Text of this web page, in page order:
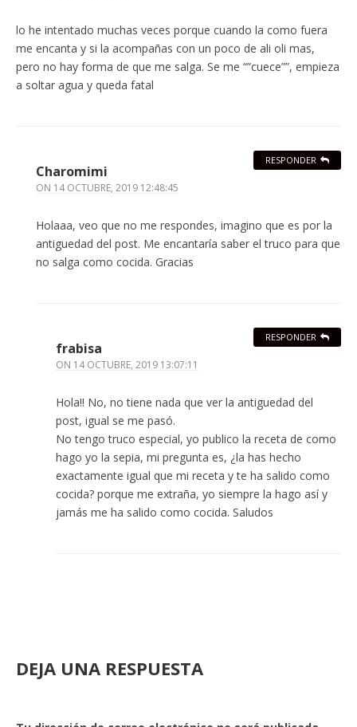
lo he intentado muchas veces porque cuando la como fuera
me encanta y si la acompañas con un poco de ali oli mas,
pero no hay forma de que me salga. Se me “”cuece””, empieza
a soltar agua y queda fatal
Charomimi
ON 14 OCTUBRE, 2019 12:48:45
Holaaa, veo que no me respondes, imagino que es por la
antiguedad del post. Me encantaría saber el truco para que
no salga como cocida. Gracias
RESPONDER
frabisa
ON 14 OCTUBRE, 2019 13:07:11
Hola!! No, no tiene nada que ver la antiguedad del
post, igual se me pasó.
No tengo truco especial, yo publico la receta de como
hago yo la sepia, mi pregunta es, ¿la has hecho
exactamente igual que mi receta y te ha salido como
cocida? porque me extraña, yo siempre la hago así y
jamás me ha salido como cocida. Saludos
RESPONDER
DEJA UNA RESPUESTA